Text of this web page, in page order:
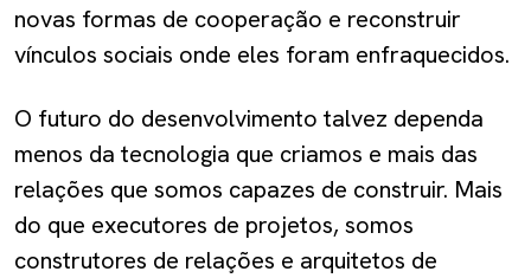
novas formas de cooperação e reconstruir
vínculos sociais onde eles foram enfraquecidos.
O futuro do desenvolvimento talvez dependa
menos da tecnologia que criamos e mais das
relações que somos capazes de construir. Mais
do que executores de projetos, somos
construtores de relações e arquitetos de